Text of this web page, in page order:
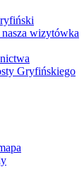
wizytówka
Gryfińskiego